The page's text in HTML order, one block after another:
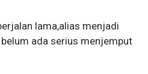
lama,alias menjadi
ada serius menjemput